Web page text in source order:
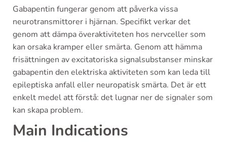
Gabapentin fungerar genom att påverka vissa
neurotransmittorer i hjärnan. Specifikt verkar det
genom att dämpa överaktiviteten hos nervceller som
kan orsaka kramper eller smärta. Genom att hämma
frisättningen av excitatoriska signalsubstanser minskar
gabapentin den elektriska aktiviteten som kan leda till
epileptiska anfall eller neuropatisk smärta. Det är ett
enkelt medel att förstå: det lugnar ner de signaler som
kan skapa problem.
Main Indications